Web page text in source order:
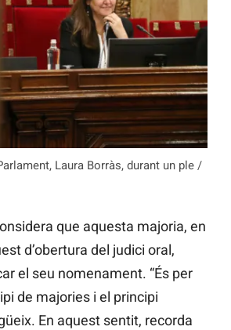
Laura Borràs, durant un ple /
que aquesta majoria, en
d’obertura del judici oral,
el seu nomenament. “És per
de majories i el principi
En aquest sentit, recorda